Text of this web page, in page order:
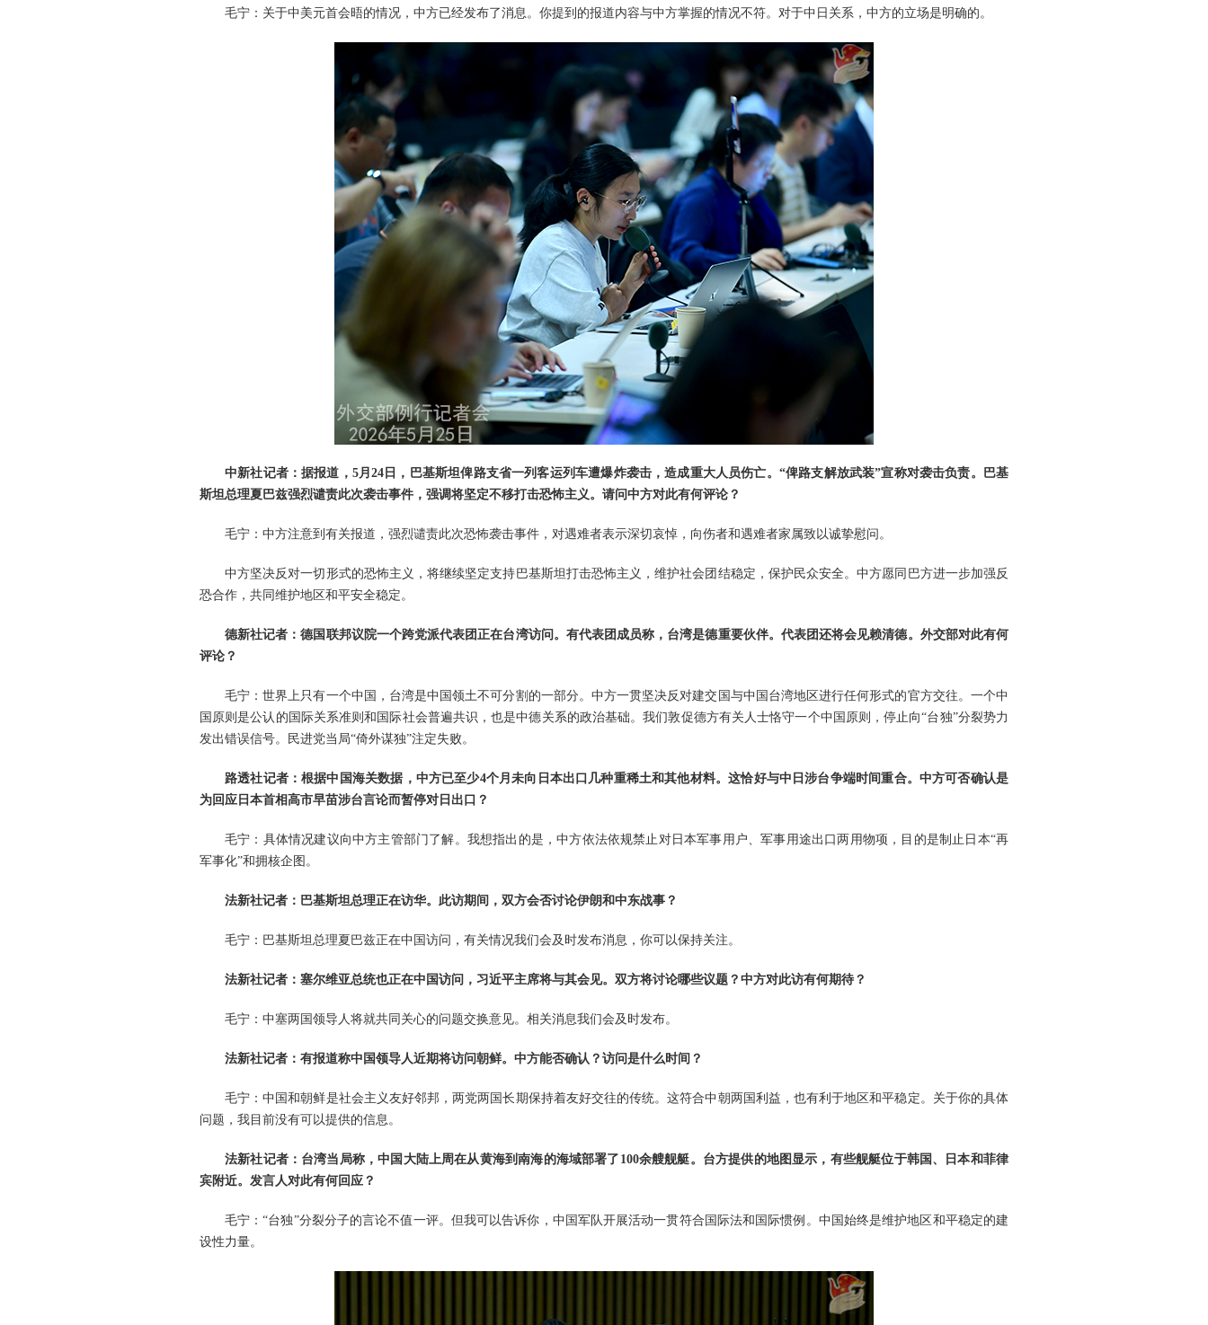
毛宁：关于中美元首会晤的情况，中方已经发布了消息。你提到的报道内容与中方掌握的情况不符。对于中日关系，中方的立场是明确的。
中新社记者：据报道，5月24日，巴基斯坦俾路支省一列客运列车遭爆炸袭击，造成重大人员伤亡。“俾路支解放武装”宣称对袭击负责。巴基
斯坦总理夏巴兹强烈谴责此次袭击事件，强调将坚定不移打击恐怖主义。请问中方对此有何评论？
毛宁：中方注意到有关报道，强烈谴责此次恐怖袭击事件，对遇难者表示深切哀悼，向伤者和遇难者家属致以诚挚慰问。
中方坚决反对一切形式的恐怖主义，将继续坚定支持巴基斯坦打击恐怖主义，维护社会团结稳定，保护民众安全。中方愿同巴方进一步加强反
恐合作，共同维护地区和平安全稳定。
德新社记者：德国联邦议院一个跨党派代表团正在台湾访问。有代表团成员称，台湾是德重要伙伴。代表团还将会见赖清德。外交部对此有何
评论？
毛宁：世界上只有一个中国，台湾是中国领土不可分割的一部分。中方一贯坚决反对建交国与中国台湾地区进行任何形式的官方交往。一个中
国原则是公认的国际关系准则和国际社会普遍共识，也是中德关系的政治基础。我们敦促德方有关人士恪守一个中国原则，停止向“台独”分裂势力
发出错误信号。民进党当局“倚外谋独”注定失败。
路透社记者：根据中国海关数据，中方已至少4个月未向日本出口几种重稀土和其他材料。这恰好与中日涉台争端时间重合。中方可否确认是
为回应日本首相高市早苗涉台言论而暂停对日出口？
毛宁：具体情况建议向中方主管部门了解。我想指出的是，中方依法依规禁止对日本军事用户、军事用途出口两用物项，目的是制止日本“再
军事化”和拥核企图。
法新社记者：巴基斯坦总理正在访华。此访期间，双方会否讨论伊朗和中东战事？
毛宁：巴基斯坦总理夏巴兹正在中国访问，有关情况我们会及时发布消息，你可以保持关注。
法新社记者：塞尔维亚总统也正在中国访问，习近平主席将与其会见。双方将讨论哪些议题？中方对此访有何期待？
毛宁：中塞两国领导人将就共同关心的问题交换意见。相关消息我们会及时发布。
法新社记者：有报道称中国领导人近期将访问朝鲜。中方能否确认？访问是什么时间？
毛宁：中国和朝鲜是社会主义友好邻邦，两党两国长期保持着友好交往的传统。这符合中朝两国利益，也有利于地区和平稳定。关于你的具体
问题，我目前没有可以提供的信息。
法新社记者：台湾当局称，中国大陆上周在从黄海到南海的海域部署了100余艘舰艇。台方提供的地图显示，有些舰艇位于韩国、日本和菲律
宾附近。发言人对此有何回应？
毛宁：“台独”分裂分子的言论不值一评。但我可以告诉你，中国军队开展活动一贯符合国际法和国际惯例。中国始终是维护地区和平稳定的建
设性力量。